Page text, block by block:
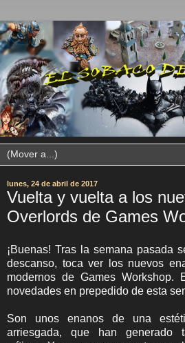
lunes, 24 de abril de 2017
Vuelta y vuelta a los
Overlords de Games
¡Buenas! Tras la semana pasada
descanso, toca ver los nuevos
modernos de Games Workshop.
novedades en prepedido de esta
Son unos enanos de una
arriesgada, que han generado